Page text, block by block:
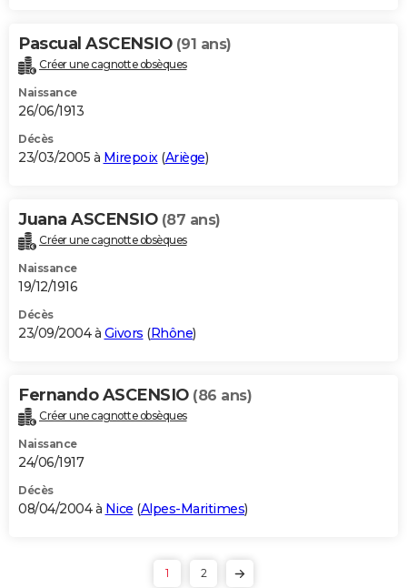
Pascual ASCENSIO (91 ans)
Créer une cagnotte obsèques
Naissance
26/06/1913
Décès
23/03/2005 à Mirepoix(Ariège)
Juana ASCENSIO (87 ans)
Créer une cagnotte obsèques
Naissance
19/12/1916
Décès
23/09/2004 à Givors (Rhône)
Fernando ASCENSIO (86 ans)
Créer une cagnotte obsèques
Naissance
24/06/1917
Décès
08/04/2004 à Nice (Alpes-Maritimes)
1 2